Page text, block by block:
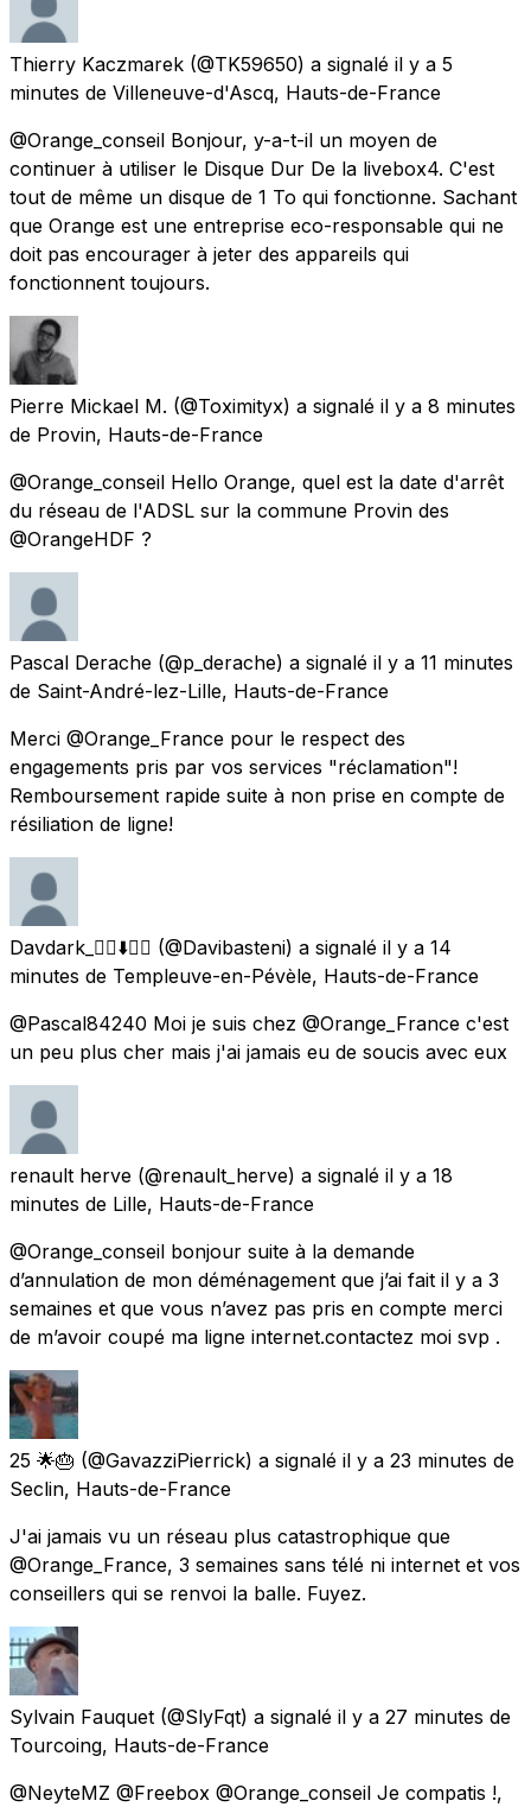
Thierry Kaczmarek (@TK59650) a signalé il y a 5
minutes de Villeneuve-d'Ascq, Hauts-de-France
@Orange_conseil Bonjour, y-a-t-il un moyen de
continuer à utiliser le Disque Dur De la livebox4. C'est
tout de même un disque de 1 To qui fonctionne. Sachant
que Orange est une entreprise eco-responsable qui ne
doit pas encourager à jeter des appareils qui
fonctionnent toujours.
Pierre Mickael M. (@Toximityx) a signalé il y a 8 minutes
de Provin, Hauts-de-France
@Orange_conseil Hello Orange, quel est la date d'arrêt
du réseau de l'ADSL sur la commune Provin des
@OrangeHDF ?
Pascal Derache (@p_derache) a signalé il y a 11 minutes
de Saint-André-lez-Lille, Hauts-de-France
Merci @Orange_France pour le respect des
engagements pris par vos services "réclamation"!
Remboursement rapide suite à non prise en compte de
résiliation de ligne!
Davdark_🏳️‍🌈⬇️🇺🇦 (@Davibasteni) a signalé il y a 14
minutes de Templeuve-en-Pévèle, Hauts-de-France
@Pascal84240 Moi je suis chez @Orange_France c'est
un peu plus cher mais j'ai jamais eu de soucis avec eux
renault herve (@renault_herve) a signalé il y a 18
minutes de Lille, Hauts-de-France
@Orange_conseil bonjour suite à la demande
d’annulation de mon déménagement que j’ai fait il y a 3
semaines et que vous n’avez pas pris en compte merci
de m’avoir coupé ma ligne internet.contactez moi svp .
25 🌟🎂 (@GavazziPierrick) a signalé il y a 23 minutes de
Seclin, Hauts-de-France
J'ai jamais vu un réseau plus catastrophique que
@Orange_France, 3 semaines sans télé ni internet et vos
conseillers qui se renvoi la balle. Fuyez.
Sylvain Fauquet (@SlyFqt) a signalé il y a 27 minutes de
Tourcoing, Hauts-de-France
@NeyteMZ @Freebox @Orange_conseil Je compatis !,